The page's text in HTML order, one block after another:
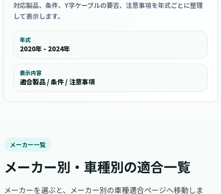
対応製品、条件、Y字ケーブルの要否、注意事項を年式ごとに整理
して表示します。
年式
2020年 - 2024年
表示内容
適合製品 / 条件 / 注意事項
メーカー一覧
メーカー別・車種別の適合一覧
メーカーを選ぶと、メーカー別の車種適合ページへ移動しま